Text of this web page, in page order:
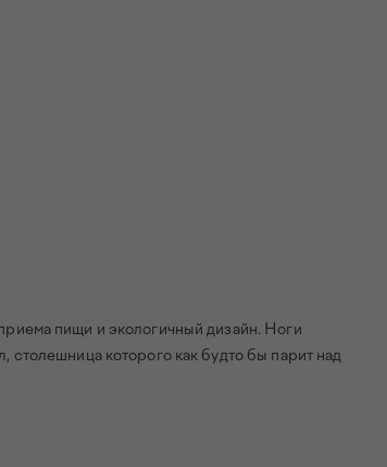
пищи и экологичный дизайн. Ноги
столешница которого как будто бы парит над